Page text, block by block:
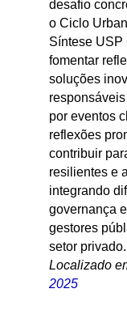
desafio
o Ciclo
Síntese USP
fomentar
soluções
por eventos
reflexões
contribuir
resilientes e
integrando
governança
gestores
setor privado.
Localizado
2025